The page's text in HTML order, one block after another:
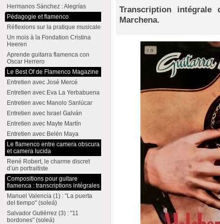
Transcription
Marchena.
Hermanos Sánchez : Alegrías
Pédagogie et flamenco
Réflexions sur la pratique musicale
Un mois à la Fondation Cristina
Heeren
Aprende guitarra flamenca con
Oscar Herrero
Le Best Of de Flamenco Magazine
Entretien avec José Mercé
Entretien avec Eva La Yerbabuena
Entretien avec Manolo Sanlúcar
Entretien avec Israel Galván
Entretien avec Mayte Martín
Entretien avec Belén Maya
Le flamenco entre camera obscura
et camera lucida
René Robert, le charme discret
d’un portraitiste
Compositions pour guitare
flamenca : transcriptions intégrales
Manuel Valencia (1) : "La puerta
del tiempo" (soleá)
Salvador Gutiérrez (3) : "11
bordones" (soleá)